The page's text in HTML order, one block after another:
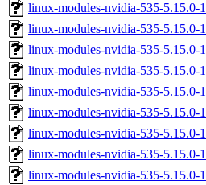
linux-modules-nvidia-535-5.15.0-
linux-modules-nvidia-535-5.15.0-
linux-modules-nvidia-535-5.15.0-
linux-modules-nvidia-535-5.15.0-
linux-modules-nvidia-535-5.15.0-
linux-modules-nvidia-535-5.15.0-
linux-modules-nvidia-535-5.15.0-
linux-modules-nvidia-535-5.15.0-
linux-modules-nvidia-535-5.15.0-